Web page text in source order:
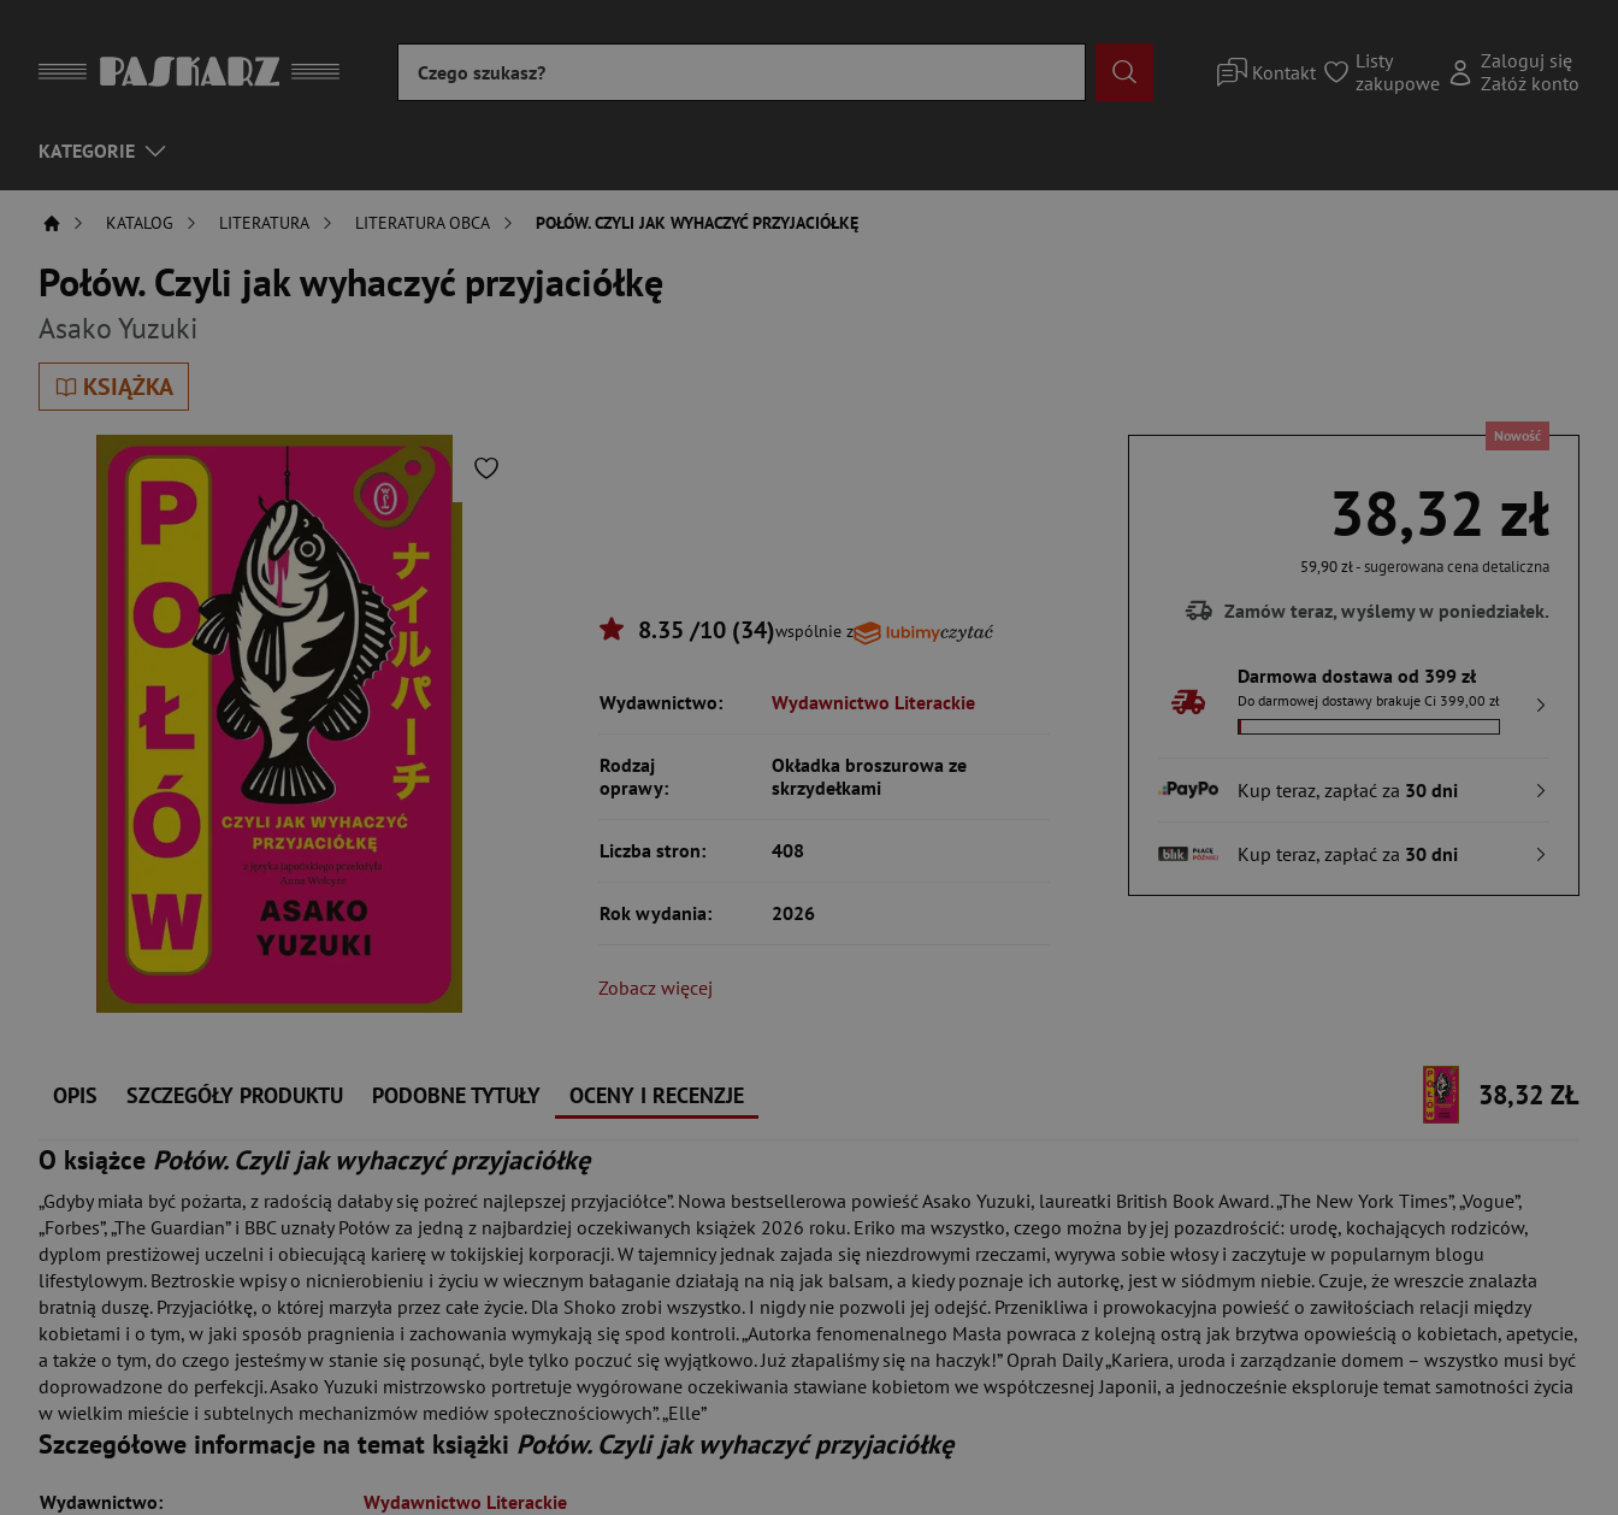
Kontakt
Listy
zakupowe
Zaloguj się
Załóż konto
KATEGORIE
KATALOG LITERATURA LITERATURA OBCA POŁÓW. CZYLI JAK WYHACZYĆ PRZYJACIÓŁKĘ
Połów. Czyli jak wyhaczyć przyjaciółkę
Asako Yuzuki
KSIĄŻKA
Nowość
38,32 zł
59,90 zł- sugerowana cena detaliczna
Zamów teraz, wyślemy w poniedziałek.
Darmowa dostawa od 399 zł
Do darmowej dostawy brakuje Ci 399,00 zł
Kup teraz, zapłać za 30 dni
Kup teraz, zapłać za 30 dni
8.35 /10 (34)wspólnie z
Wydawnictwo: Wydawnictwo Literackie
Rodzaj
oprawy:
Okładka broszurowa ze
skrzydełkami
Liczba stron: 408
Rok wydania: 2026
Zobacz więcej
OPIS SZCZEGÓŁY PRODUKTU PODOBNE TYTUŁY OCENY I RECENZJE
38,32 ZŁ
O książce Połów. Czyli jak wyhaczyć przyjaciółkę
„Gdyby miała być pożarta, z radością dałaby się pożreć najlepszej przyjaciółce”. Nowa bestsellerowa powieść Asako Yuzuki, laureatki British Book Award. „The New York Times”, „Vogue”,
„Forbes”, „The Guardian” i BBC uznały Połów za jedną z najbardziej oczekiwanych książek 2026 roku. Eriko ma wszystko, czego można by jej pozazdrościć: urodę, kochających rodziców,
dyplom prestiżowej uczelni i obiecującą karierę w tokijskiej korporacji. W tajemnicy jednak zajada się niezdrowymi rzeczami, wyrywa sobie włosy i zaczytuje w popularnym blogu
lifestylowym. Beztroskie wpisy o nicnierobieniu i życiu w wiecznym bałaganie działają na nią jak balsam, a kiedy poznaje ich autorkę, jest w siódmym niebie. Czuje, że wreszcie znalazła
bratnią duszę. Przyjaciółkę, o której marzyła przez całe życie. Dla Shoko zrobi wszystko. I nigdy nie pozwoli jej odejść. Przenikliwa i prowokacyjna powieść o zawiłościach relacji między
kobietami i o tym, w jaki sposób pragnienia i zachowania wymykają się spod kontroli. „Autorka fenomenalnego Masła powraca z kolejną ostrą jak brzytwa opowieścią o kobietach, apetycie,
a także o tym, do czego jesteśmy w stanie się posunąć, byle tylko poczuć się wyjątkowo. Już złapaliśmy się na haczyk!” Oprah Daily „Kariera, uroda i zarządzanie domem – wszystko musi być
doprowadzone do perfekcji. Asako Yuzuki mistrzowsko portretuje wygórowane oczekiwania stawiane kobietom we współczesnej Japonii, a jednocześnie eksploruje temat samotności życia
w wielkim mieście i subtelnych mechanizmów mediów społecznościowych”. „Elle”
Szczegółowe informacje na temat książki Połów. Czyli jak wyhaczyć przyjaciółkę
Wydawnictwo: Wydawnictwo Literackie